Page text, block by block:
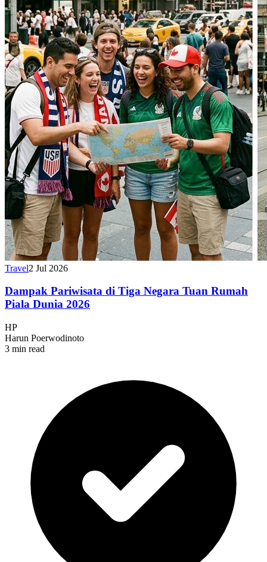
Travel2 Jul 2026
Dampak Pariwisata di Tiga Negara Tuan Rumah
Piala Dunia 2026
HP
Harun Poerwodinoto
3 min read